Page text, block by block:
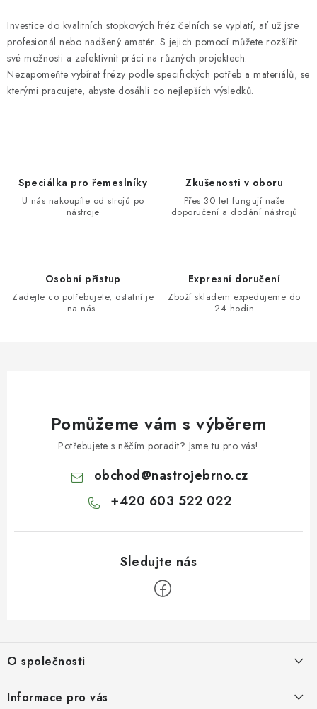
Investice do kvalitních stopkových fréz čelních se vyplatí, ať už jste
profesionál nebo nadšený amatér. S jejich pomocí můžete rozšířit
své možnosti a zefektivnit práci na různých projektech.
Nezapomeňte vybírat frézy podle specifických potřeb a materiálů, se
kterými pracujete, abyste dosáhli co nejlepších výsledků.
Speciálka pro řemeslníky
U nás nakoupíte od strojů po
nástroje
Zkušenosti v oboru
Přes 30 let fungují naše
doporučení a dodání nástrojů
Osobní přístup
Zadejte co potřebujete, ostatní je
na nás.
Expresní doručení
Zboží skladem expedujeme do
24 hodin
Pomůžeme vám s výběrem
Potřebujete s něčím poradit? Jsme tu pro vás!
obchod@nastrojebrno.cz
+420 603 522 022
p
a
O společnosti
O nás
Informace pro vás